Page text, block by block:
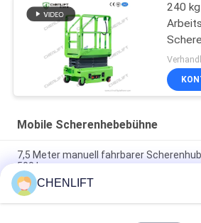
240
Mobile Scherenhebebühne
7,5 Meter manuell fahrbarer
500 kg
14M kleiner elektrischer
Gerät, Tragfähigkeit 450 kg
CHENLIFT